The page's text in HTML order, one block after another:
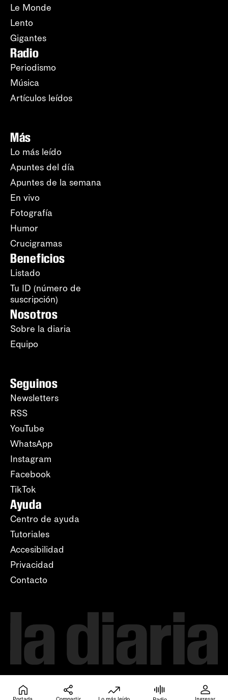
Le Monde
Lento
Gigantes
Radio
Periodismo
Música
Artículos leídos
Más
Lo más leído
Apuntes del día
Apuntes de la semana
En vivo
Fotografía
Humor
Crucigramas
Beneficios
Listado
Tu ID (número de
suscripción)
Nosotros
Sobre la diaria
Equipo
Seguinos
Newsletters
RSS
YouTube
WhatsApp
Instagram
Facebook
TikTok
Ayuda
Centro de ayuda
Tutoriales
Accesibilidad
Privacidad
Contacto